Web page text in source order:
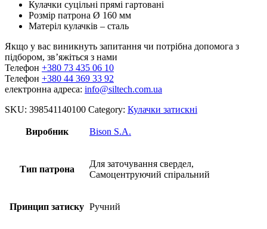
Кулачки суцільні прямі гартовані
Розмір патрона Ø 160 мм
Матеріл кулачків – сталь
Якщо у вас виникнуть запитання чи потрібна допомога з
підбором, зв’яжіться з нами
Телефон +380 73 435 06 10
Телефон +380 44 369 33 92
електронна адреса: info@siltech.com.ua
SKU: 398541140100 Category: Кулачки затискні
Виробник Bison S.A.
Тип патрона
Для заточування свердел,
Самоцентруючий спіральний
Принцип затиску Ручний